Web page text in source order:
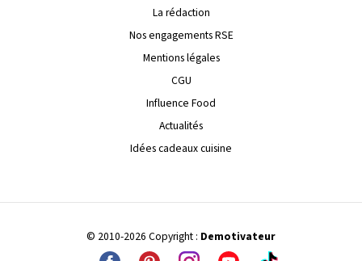
La rédaction
Nos engagements RSE
Mentions légales
CGU
Influence Food
Actualités
Idées cadeaux cuisine
© 2010-2026 Copyright : Demotivateur